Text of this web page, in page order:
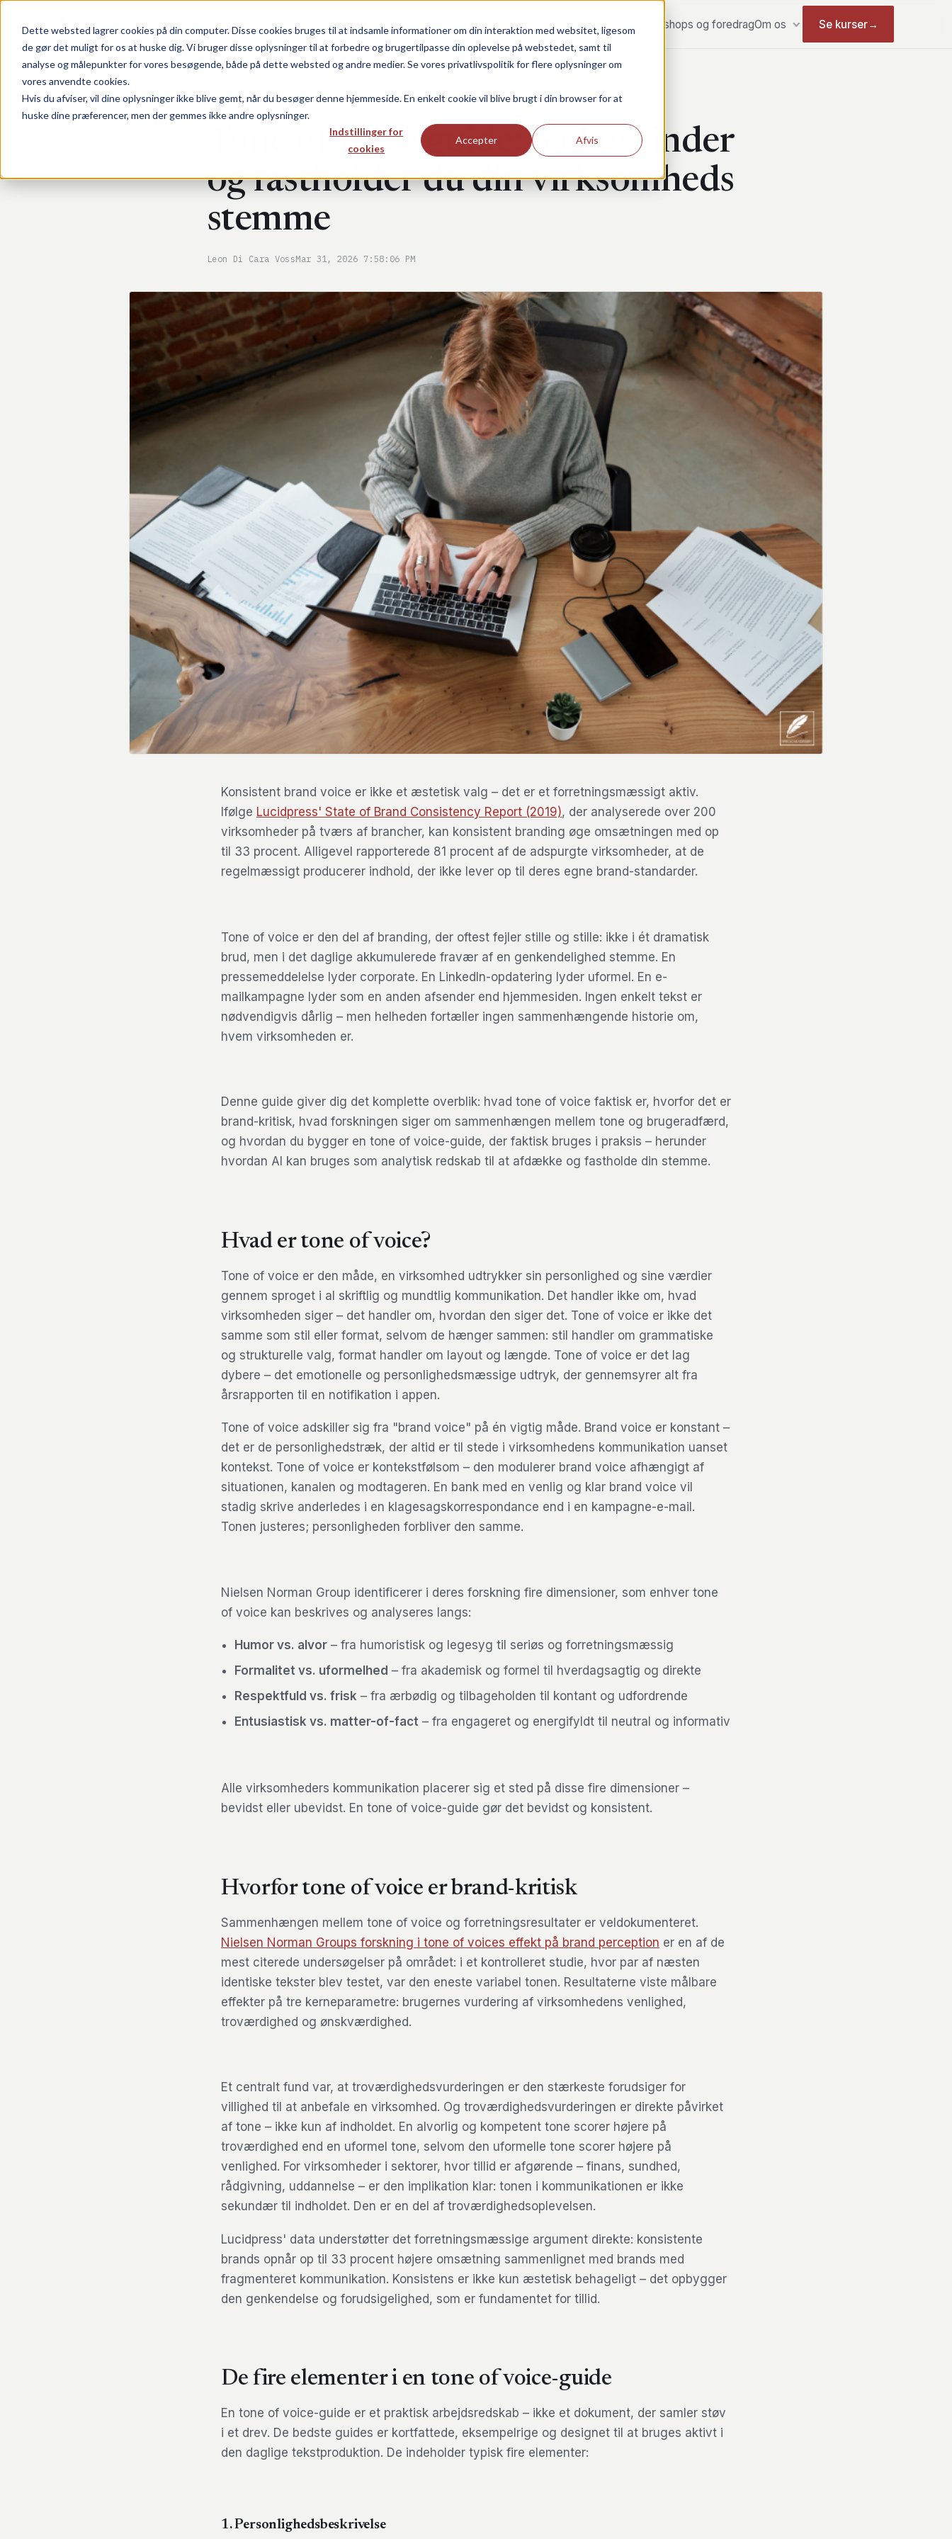
Dette websted lagrer cookies på din computer. Disse cookies bruges til at indsamle informationer om din interaktion med websitet, ligesom
de gør det muligt for os at huske dig. Vi bruger disse oplysninger til at forbedre og brugertilpasse din oplevelse på webstedet, samt til
analyse og målepunkter for vores besøgende, både på dette websted og andre medier. Se vores privatlivspolitik for flere oplysninger om
vores anvendte cookies.
Hvis du afviser, vil dine oplysninger ikke blive gemt, når du besøger denne hjemmeside. En enkelt cookie vil blive brugt i din browser for at
huske dine præferencer, men der gemmes ikke andre oplysninger.
Indstillinger for
cookies
Accepter Afvis
¶ Sprogakademiet Artikler Konference KurserRessourcer Workshops og foredragOm os Se kurser→
Forside/ Artikler/ Tone of voice guide: Sådan finder og fastholder du din virksomheds stemme
GUIDE
Tone of voice guide: Sådan finder
og fastholder du din virksomheds
stemme
Leon Di Cara VossMar 31, 2026 7:58:06 PM
Konsistent brand voice er ikke et æstetisk valg – det er et forretningsmæssigt aktiv.
Ifølge Lucidpress' State of Brand Consistency Report (2019), der analyserede over 200
virksomheder på tværs af brancher, kan konsistent branding øge omsætningen med op
til 33 procent. Alligevel rapporterede 81 procent af de adspurgte virksomheder, at de
regelmæssigt producerer indhold, der ikke lever op til deres egne brand-standarder.
Tone of voice er den del af branding, der oftest fejler stille og stille: ikke i ét dramatisk
brud, men i det daglige akkumulerede fravær af en genkendelighed stemme. En
pressemeddelelse lyder corporate. En LinkedIn-opdatering lyder uformel. En e-
mailkampagne lyder som en anden afsender end hjemmesiden. Ingen enkelt tekst er
nødvendigvis dårlig – men helheden fortæller ingen sammenhængende historie om,
hvem virksomheden er.
Denne guide giver dig det komplette overblik: hvad tone of voice faktisk er, hvorfor det er
brand-kritisk, hvad forskningen siger om sammenhængen mellem tone og brugeradfærd,
og hvordan du bygger en tone of voice-guide, der faktisk bruges i praksis – herunder
hvordan AI kan bruges som analytisk redskab til at afdække og fastholde din stemme.
Hvad er tone of voice?
Tone of voice er den måde, en virksomhed udtrykker sin personlighed og sine værdier
gennem sproget i al skriftlig og mundtlig kommunikation. Det handler ikke om, hvad
virksomheden siger – det handler om, hvordan den siger det. Tone of voice er ikke det
samme som stil eller format, selvom de hænger sammen: stil handler om grammatiske
og strukturelle valg, format handler om layout og længde. Tone of voice er det lag
dybere – det emotionelle og personlighedsmæssige udtryk, der gennemsyrer alt fra
årsrapporten til en notifikation i appen.
Tone of voice adskiller sig fra "brand voice" på én vigtig måde. Brand voice er konstant –
det er de personlighedstræk, der altid er til stede i virksomhedens kommunikation uanset
kontekst. Tone of voice er kontekstfølsom – den modulerer brand voice afhængigt af
situationen, kanalen og modtageren. En bank med en venlig og klar brand voice vil
stadig skrive anderledes i en klagesagskorrespondance end i en kampagne-e-mail.
Tonen justeres; personligheden forbliver den samme.
Nielsen Norman Group identificerer i deres forskning fire dimensioner, som enhver tone
of voice kan beskrives og analyseres langs:
Humor vs. alvor – fra humoristisk og legesyg til seriøs og forretningsmæssig
Formalitet vs. uformelhed – fra akademisk og formel til hverdagsagtig og direkte
Respektfuld vs. frisk – fra ærbødig og tilbageholden til kontant og udfordrende
Entusiastisk vs. matter-of-fact – fra engageret og energifyldt til neutral og informativ
Alle virksomheders kommunikation placerer sig et sted på disse fire dimensioner –
bevidst eller ubevidst. En tone of voice-guide gør det bevidst og konsistent.
Hvorfor tone of voice er brand-kritisk
Sammenhængen mellem tone of voice og forretningsresultater er veldokumenteret.
Nielsen Norman Groups forskning i tone of voices effekt på brand perception er en af de
mest citerede undersøgelser på området: i et kontrolleret studie, hvor par af næsten
identiske tekster blev testet, var den eneste variabel tonen. Resultaterne viste målbare
effekter på tre kerneparametre: brugernes vurdering af virksomhedens venlighed,
troværdighed og ønskværdighed.
Et centralt fund var, at troværdighedsvurderingen er den stærkeste forudsiger for
villighed til at anbefale en virksomhed. Og troværdighedsvurderingen er direkte påvirket
af tone – ikke kun af indholdet. En alvorlig og kompetent tone scorer højere på
troværdighed end en uformel tone, selvom den uformelle tone scorer højere på
venlighed. For virksomheder i sektorer, hvor tillid er afgørende – finans, sundhed,
rådgivning, uddannelse – er den implikation klar: tonen i kommunikationen er ikke
sekundær til indholdet. Den er en del af troværdighedsoplevelsen.
Lucidpress' data understøtter det forretningsmæssige argument direkte: konsistente
brands opnår op til 33 procent højere omsætning sammenlignet med brands med
fragmenteret kommunikation. Konsistens er ikke kun æstetisk behageligt – det opbygger
den genkendelse og forudsigelighed, som er fundamentet for tillid.
De fire elementer i en tone of voice-guide
En tone of voice-guide er et praktisk arbejdsredskab – ikke et dokument, der samler støv
i et drev. De bedste guides er kortfattede, eksempelrige og designet til at bruges aktivt i
den daglige tekstproduktion. De indeholder typisk fire elementer:
1. Personlighedsbeskrivelse